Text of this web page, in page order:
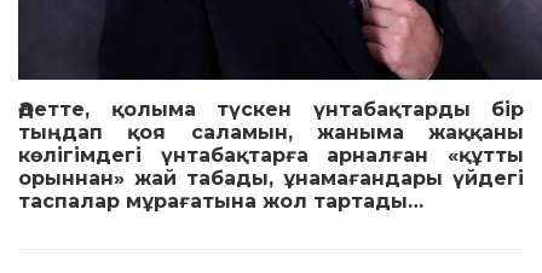
Әдетте, қолыма түскен үнтабақтарды бір
тыңдап қоя саламын, жаныма жаққаны
көлігімдегі үнтабақтарға арналған «құтты
орыннан» жай табады, ұнамағандары үйдегі
таспалар мұрағатына жол тартады…